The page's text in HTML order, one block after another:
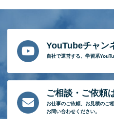
YouTubeチャン
自社で運営する、 学習系
ご相談・ご依頼
お仕事のご依頼、 お見積のご
お問い合わせください。